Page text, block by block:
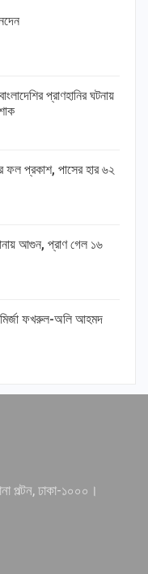
প্রাণহানির ঘটনায়
ফল প্রকাশ, পাসের হার ৬২
আগুন, প্রাণ গেল ১৬
মির্জা ফখরুল-অলি আহমদ
পল্টন, ঢাকা-১০০০।